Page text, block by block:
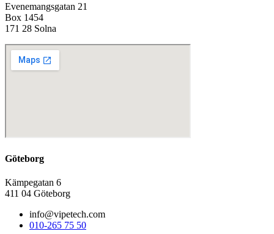
Evenemangsgatan 21
Box 1454
171 28 Solna
Göteborg
Kämpegatan 6
411 04 Göteborg
info@vipetech.com
010-265 75 50